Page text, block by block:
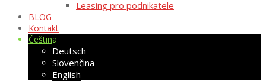
Leasing pro podnikatele
BLOG
Kontakt
Čeština
Deutsch
Slovenčina
English